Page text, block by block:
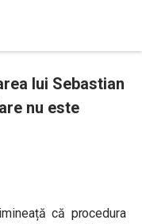
lui Sebastian
nu este
că procedura